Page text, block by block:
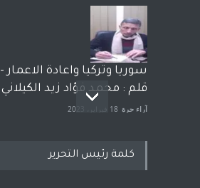
سوريا وتركيا واعادة الاعمار -
قلم : محمد فؤاد زيد الكيلاني
آراء حرة 18 فبراير، 2023
كلمة رئيس التحرير